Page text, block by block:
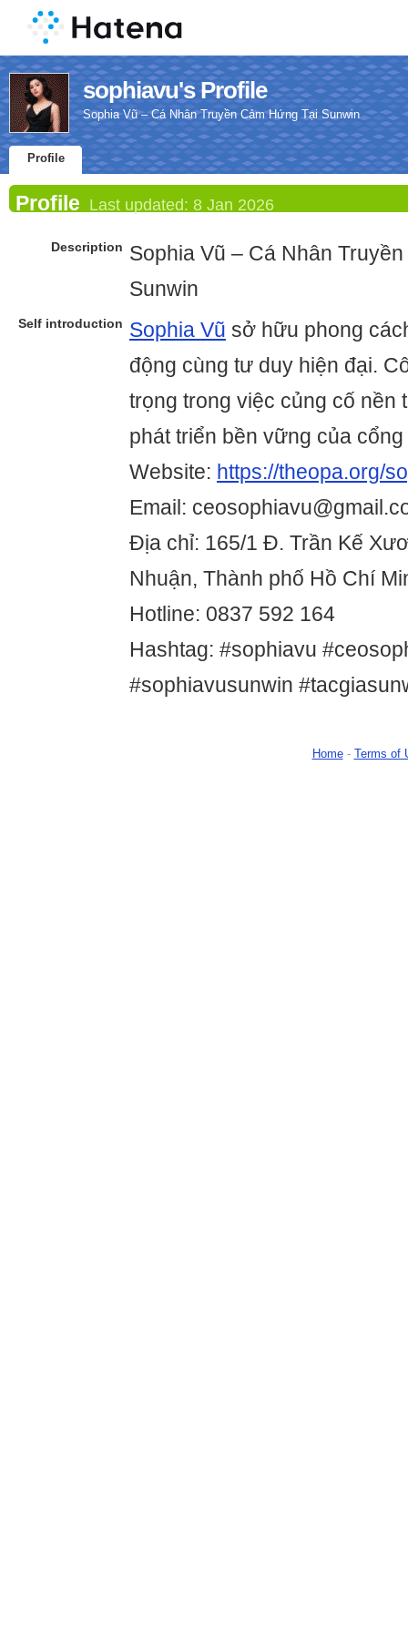
sophiavu's Profile
Sophia Vũ – Cá Nhân Truyền Cảm Hứng Tại Sunwin
Profile
Profile Last updated: 8 Jan 2026
Description Sophia Vũ – Cá Nhân
Sunwin
Self introduction Sophia Vũ sở hữu phong
động cùng tư duy hiện đại.
trọng trong việc củng cố nền
phát triển bền vững của
Website: https://theopa.org/
Email:
Địa chỉ: 165/1 Đ. Trần Kế
Nhuận, Thành phố Hồ Chí
Hotline: 0837 592 164
Hashtag: #sophiavu
#sophiavusunwin
Home- Terms of